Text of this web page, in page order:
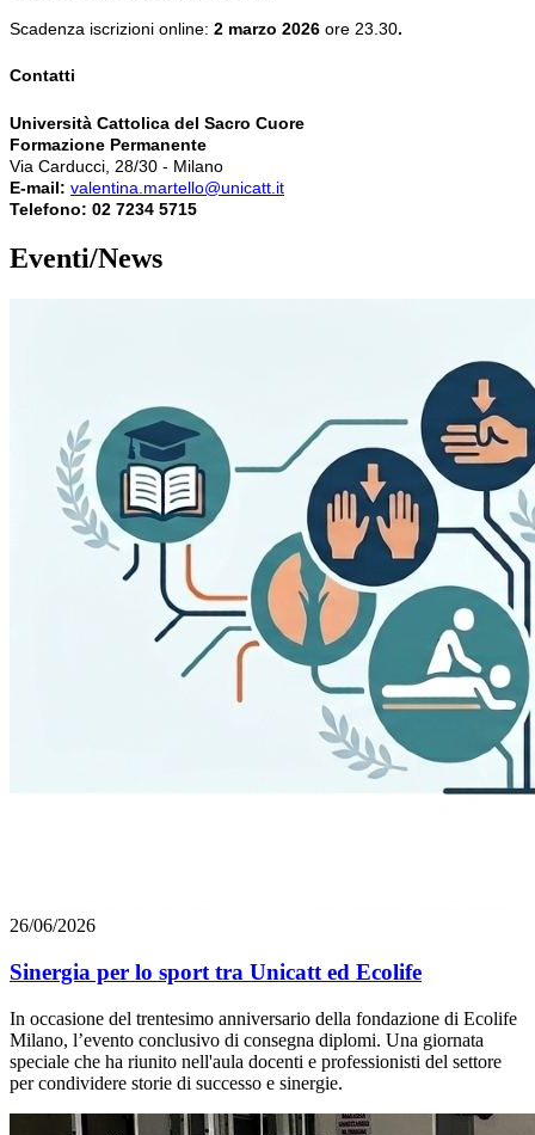
Scadenza iscrizioni online: 2 marzo 2026 ore 23.30.
Contatti
Università Cattolica del Sacro Cuore
Formazione Permanente
Via Carducci, 28/30 - Milano
E-mail: valentina.martello@unicatt.it
Telefono: 02 7234 5715
Eventi/News
26/06/2026
Sinergia per lo sport tra Unicatt ed Ecolife
In occasione del trentesimo anniversario della fondazione di Ecolife
Milano, l’evento conclusivo di consegna diplomi. Una giornata
speciale che ha riunito nell'aula docenti e professionisti del settore
per condividere storie di successo e sinergie.